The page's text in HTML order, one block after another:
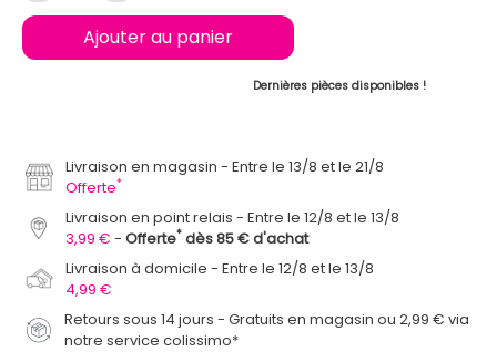
Ajouter au panier
Dernières pièces disponibles !
Livraison en magasin
Entre le 13/8 et le 21/8
Offerte*
Livraison en point relais
Entre le 12/8 et le 13/8
3,99 €
Offerte* dès 85 € d'achat
Livraison à domicile
Entre le 12/8 et le 13/8
4,99 €
Retours sous 14 jours - Gratuits en magasin ou 2,99 € via
notre service colissimo*